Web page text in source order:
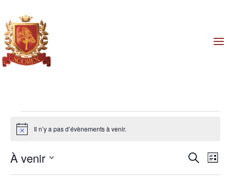
Évènements
Notice Il n’y a pas d’évènements à venir.
de
Liste
À venir